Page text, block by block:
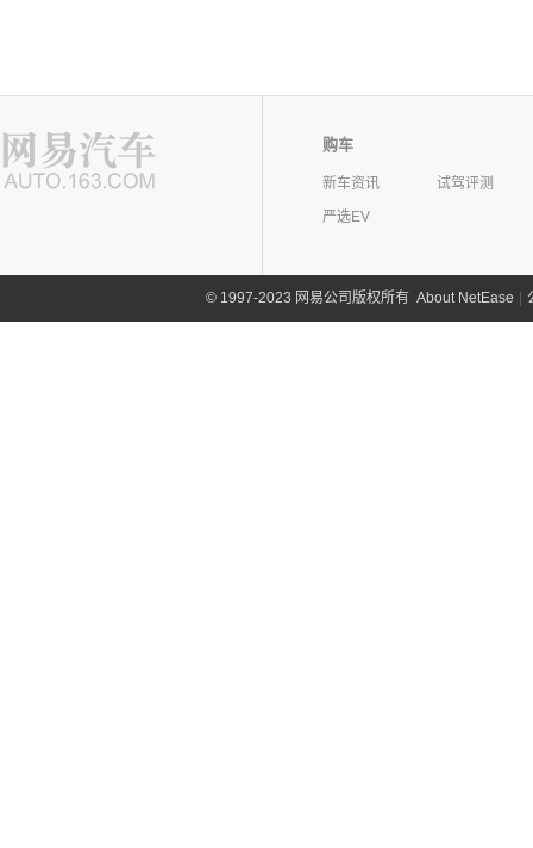
购车
新车资讯
试驾评测
严选EV
©1997-2023 网易公司版权所有 About NetEase